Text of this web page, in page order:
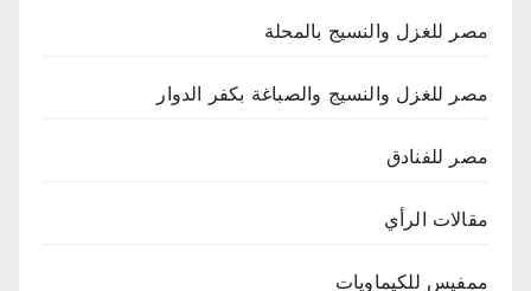
مصر للغزل والنسيج بالمحلة
مصر للغزل والنسيج والصباغة بكفر الدوار
مصر للفنادق
مقالات الرأي
ممفيس للكيماويات